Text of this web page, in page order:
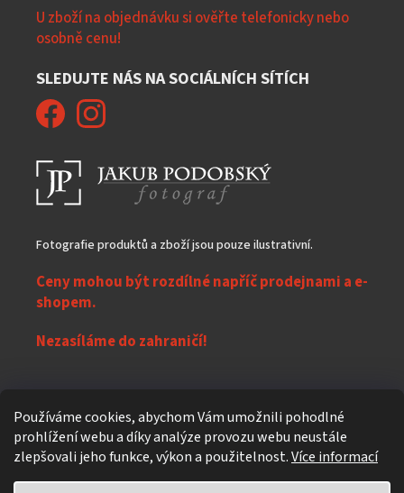
Používáme cookies, abychom Vám umožnili pohodlné
prohlížení webu a díky analýze provozu webu neustále
zlepšovali jeho funkce, výkon a použitelnost.Více informací
U zboží na objednávku si ověřte telefonicky nebo
osobně cenu!
SLEDUJTE NÁS NA SOCIÁLNÍCH SÍTÍCH
Fotografie produktů a zboží jsou pouze ilustrativní.
Ceny mohou být rozdílné napříč prodejnami a e-
shopem.
Nezasíláme do zahraničí!
Vytvořil Shoptet